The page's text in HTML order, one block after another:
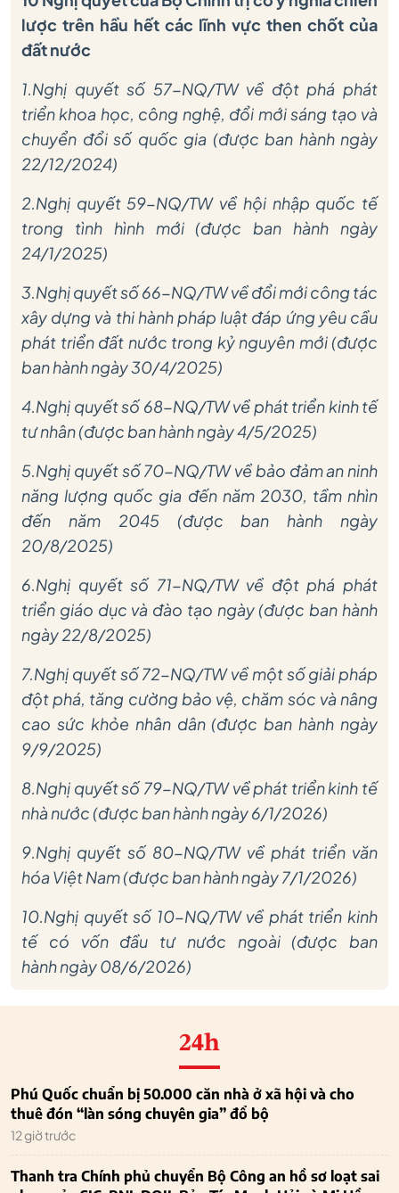
lược trên hầu hết các lĩnh vực then chốt của
đất nước
1.Nghị quyết số 57-NQ/TW về đột phá phát
triển khoa học, công nghệ, đổi mới sáng tạo và
chuyển đổi số quốc gia (được ban hành ngày
22/12/2024)
2.Nghị quyết 59-NQ/TW về hội nhập quốc tế
trong tình hình mới (được ban hành ngày
24/1/2025)
3.Nghị quyết số 66-NQ/TW về đổi mới công tác
xây dựng và thi hành pháp luật đáp ứng yêu cầu
phát triển đất nước trong kỷ nguyên mới (được
ban hành ngày 30/4/2025)
4.Nghị quyết số 68-NQ/TW về phát triển kinh tế
tư nhân (được ban hành ngày 4/5/2025)
5.Nghị quyết số 70-NQ/TW về bảo đảm an ninh
năng lượng quốc gia đến năm 2030, tầm nhìn
đến năm 2045 (được ban hành ngày
20/8/2025)
6.Nghị quyết số 71-NQ/TW về đột phá phát
triển giáo dục và đào tạo ngày (được ban hành
ngày 22/8/2025)
7.Nghị quyết số 72-NQ/TW về một số giải pháp
đột phá, tăng cường bảo vệ, chăm sóc và nâng
cao sức khỏe nhân dân (được ban hành ngày
9/9/2025)
8.Nghị quyết số 79-NQ/TW về phát triển kinh tế
nhà nước (được ban hành ngày 6/1/2026)
9.Nghị quyết số 80-NQ/TW về phát triển văn
hóa Việt Nam (được ban hành ngày 7/1/2026)
10.Nghị quyết số 10-NQ/TW về phát triển kinh
tế có vốn đầu tư nước ngoài (được ban
hành ngày 08/6/2026)
24h
Phú Quốc chuẩn bị 50.000 căn nhà ở xã hội và cho
thuê đón “làn sóng chuyên gia” đổ bộ
12 giờ trước
Thanh tra Chính phủ chuyển Bộ Công an hồ sơ loạt sai